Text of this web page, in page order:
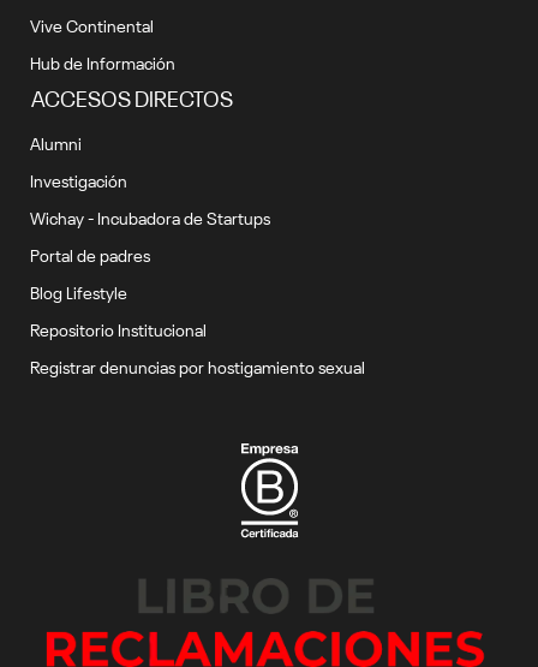
Vive Continental
Hub de Información
ACCESOS DIRECTOS
Alumni
Investigación
Wichay - Incubadora de Startups
Portal de padres
Blog Lifestyle
Repositorio Institucional
Registrar denuncias por hostigamiento sexual